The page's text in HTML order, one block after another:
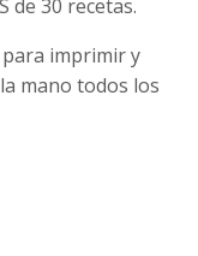
de 30 recetas.
para imprimir y
mano todos los